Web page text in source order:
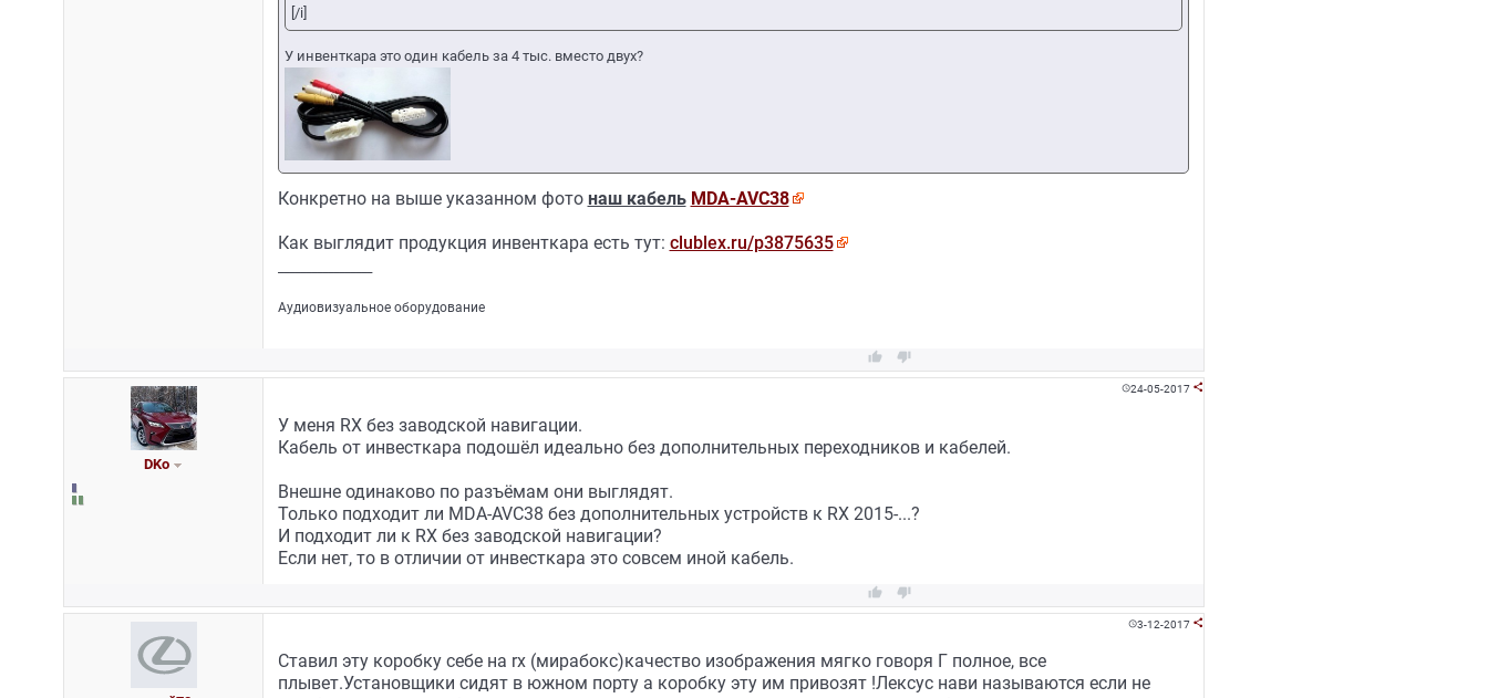
[/i]
У инвенткара это один кабель за 4 тыс. вместо двух?
Конкретно на выше указанном фото наш кабель MDA-AVC38
Как выглядит продукция инвенткара есть тут: clublex.ru/p3875635
Аудиовизуальное оборудование
 
DKo
24-05-2017 
У меня RX без заводской навигации.
Кабель от инвесткара подошёл идеально без дополнительных переходников и кабелей.
Внешне одинаково по разъёмам они выглядят.
Только подходит ли MDA-AVC38 без дополнительных устройств к RX 2015-...?
И подходит ли к RX без заводской навигации?
Если нет, то в отличии от инвесткара это совсем иной кабель.
 
3-12-2017 
Ставил эту коробку себе на rx (мирабокс)качество изображения мягко говоря Г полное, все
плывет.Установщики сидят в южном порту а коробку эту им привозят !Лексус нави называются если не